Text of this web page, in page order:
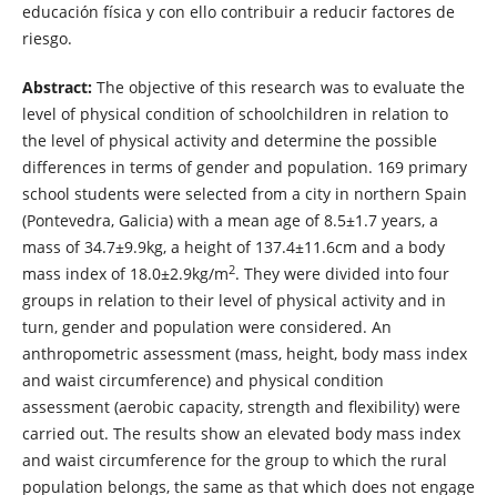
educación física y con ello contribuir a reducir factores de
riesgo.
Abstract: The objective of this research was to evaluate the
level of physical condition of schoolchildren in relation to
the level of physical activity and determine the possible
differences in terms of gender and population. 169 primary
school students were selected from a city in northern Spain
(Pontevedra, Galicia) with a mean age of 8.5±1.7 years, a
mass of 34.7±9.9kg, a height of 137.4±11.6cm and a body
mass index of 18.0±2.9kg/m2. They were divided into four
groups in relation to their level of physical activity and in
turn, gender and population were considered. An
anthropometric assessment (mass, height, body mass index
and waist circumference) and physical condition
assessment (aerobic capacity, strength and flexibility) were
carried out. The results show an elevated body mass index
and waist circumference for the group to which the rural
population belongs, the same as that which does not engage